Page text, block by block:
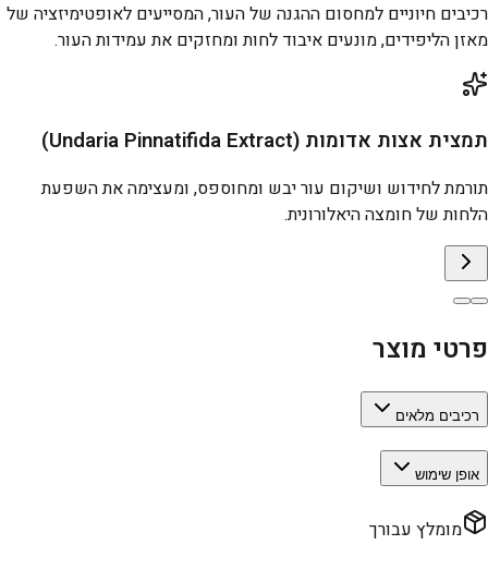
רכיבים חיוניים למחסום ההגנה של העור, המסייעים לאופטימיזציה של
מאזן הליפידים, מונעים איבוד לחות ומחזקים את עמידות העור.
תמצית אצות אדומות (Undaria Pinnatifida Extract)
תורמת לחידוש ושיקום עור יבש ומחוספס, ומעצימה את השפעת
הלחות של חומצה היאלורונית.
פרטי מוצר
רכיבים מלאים
אופן שימוש
מומלץ עבורך